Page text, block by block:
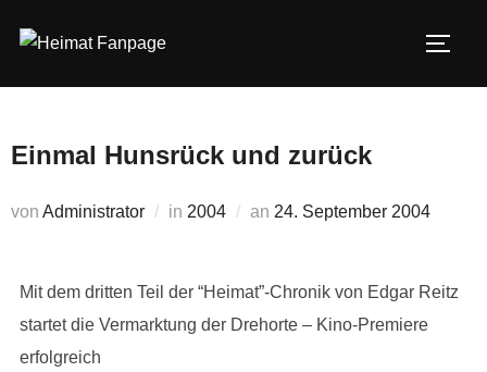
Inhalt
Einmal Hunsrück und zurück
von Administrator in 2004 an Veröffentlicht
24. September 2004
Mit dem dritten Teil der “Heimat”-Chronik von Edgar Reitz
startet die Vermarktung der Drehorte – Kino-Premiere
erfolgreich